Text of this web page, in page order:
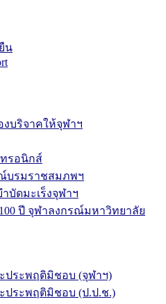
น
งบริจาคให้จุฬาฯ
ทรอนิกส์
บรมราชสมภพฯ
บัดมะเร็งจุฬาฯ
ปี จุฬาลงกรณ์มหาวิทยาลัย
ประพฤติมิชอบ (จุฬาฯ)
ประพฤติมิชอบ (ป.ป.ช.)